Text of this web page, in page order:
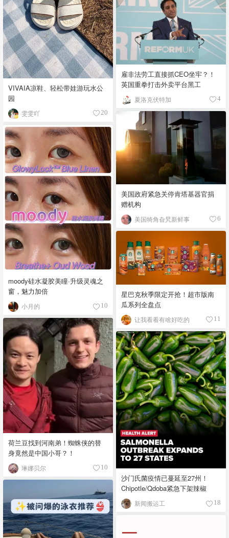
VIVAIA凉鞋、轻松带娃游玩水公
园
雯雯吖 20
雇非法劳工直接抓CEO坐牢？！
英国重拳打击外卖平台黑工
夏洛克伏特加 4
美国政府紧急关停肯塔基器官捐
赠机构
美国犄角旮旯新鲜事 6
moody硅水凝胶美瞳·升级灵魂之
窗，魅力加倍
小月的 10
星巴克秋季限定开抢！超市版南
瓜系列全盘点
让我看看有啥好吃的 11
荷兰豆找到河南弟！蜘蛛侠的替
身竟然是中国小哥？！
琳娜贝尔 10
沙门氏菌疫情已蔓延至27州！
Chipotle/Qdoba紧急下架辣椒
新闻搬运工 18